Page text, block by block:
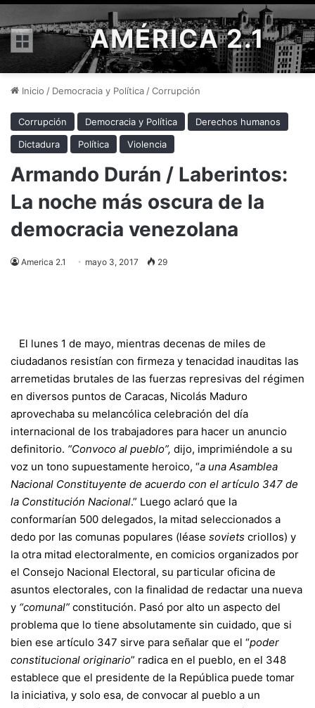
Menú AMÉRICA 2.1
Inicio / Democracia y Política /Corrupción
Corrupción Democracia y Política
Derechos humanos
Dictadura
Política Violencia
Armando Durán / Laberintos:
La noche más oscura de la
democracia venezolana
America 2.1 mayo 3, 2017 29
El lunes 1 de mayo, mientras decenas de miles de
ciudadanos resistían con firmeza y tenacidad inauditas las
arremetidas brutales de las fuerzas represivas del régimen
en diversos puntos de Caracas, Nicolás Maduro
aprovechaba su melancólica celebración del día
internacional de los trabajadores para hacer un anuncio
definitorio. “Convoco al pueblo”, dijo, imprimiéndole a su
voz un tono supuestamente heroico, “a una Asamblea
Nacional Constituyente de acuerdo con el artículo 347 de
la Constitución Nacional.” Luego aclaró que la
conformarían 500 delegados, la mitad seleccionados a
dedo por las comunas populares (léase soviets criollos) y
la otra mitad electoralmente, en comicios organizados por
el Consejo Nacional Electoral, su particular oficina de
asuntos electorales, con la finalidad de redactar una nueva
y “comunal” constitución. Pasó por alto un aspecto del
problema que lo tiene absolutamente sin cuidado, que si
bien ese artículo 347 sirve para señalar que el “poder
constitucional originario” radica en el pueblo, en el 348
establece que el presidente de la República puede tomar
la iniciativa, y solo esa, de convocar al pueblo a un